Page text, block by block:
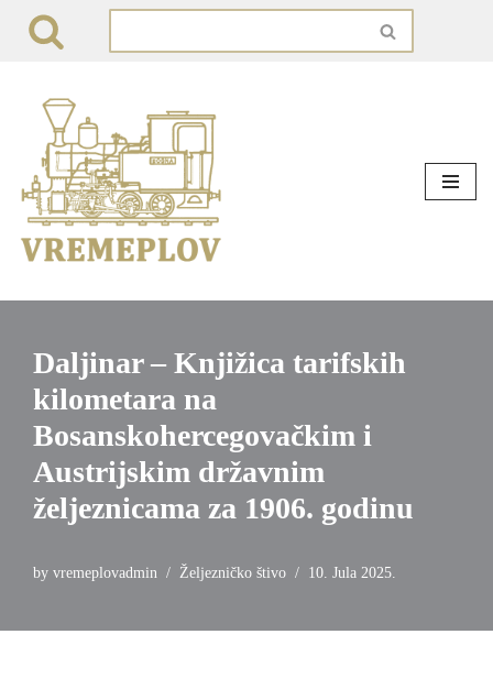
content
Daljinar – Knjižica tarifskih
kilometara na
Bosanskohercegovačkim i
Austrijskim državnim
željeznicama za 1906. godinu
by vremeplovadmin Željezničko štivo 10. Jula 2025.